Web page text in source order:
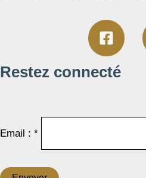
Restez connecté
Email : *